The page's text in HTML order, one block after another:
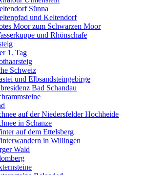
Sünna
und Keltendorf
Moor zum Schwarzen Moor
und Rhönschafe
1. Tag
Schweiz
und Elbsandsteingebirge
Bad Schandau
auf der Niedersfelder Hochheide
in Schanze
auf dem Ettelsberg
in Willingen
Wald